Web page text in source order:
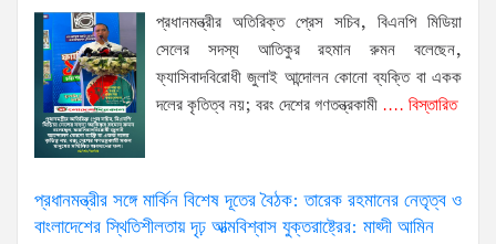
প্রধানমন্ত্রীর অতিরিক্ত প্রেস সচিব, বিএনপি মিডিয়া
সেলের সদস্য আতিকুর রহমান রুমন বলেছেন,
ফ্যাসিবাদবিরোধী জুলাই আন্দোলন কোনো ব্যক্তি বা একক
দলের কৃতিত্ব নয়; বরং দেশের গণতন্ত্রকামী .... বিস্তারিত
প্রধানমন্ত্রীর সঙ্গে মার্কিন বিশেষ দূতের বৈঠক: তারেক রহমানের নেতৃত্ব ও
বাংলাদেশের স্থিতিশীলতায় দৃঢ় আত্মবিশ্বাস যুক্তরাষ্ট্রের: মাহ্দী আমিন